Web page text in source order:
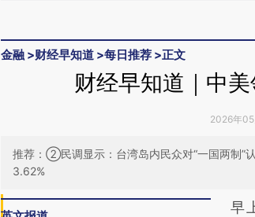
金融 >财经早知道 >每日推荐 >正文
财经早知道｜中
2026年
推荐：②民调显示：台湾岛内民众对“一国两制
3.62%
请
早